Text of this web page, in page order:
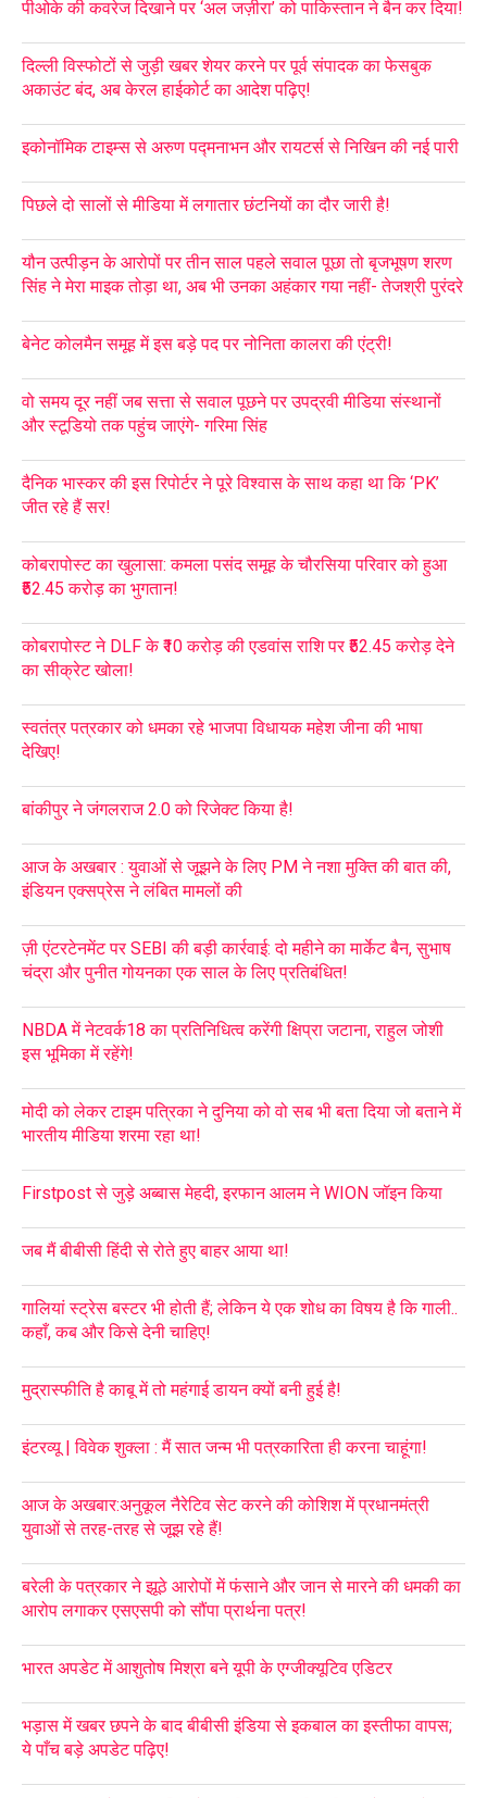
पीओके की कवरेज दिखाने पर ‘अल जज़ीरा’ को पाकिस्तान ने बैन कर दिया!
दिल्ली विस्फोटों से जुड़ी खबर शेयर करने पर पूर्व संपादक का फेसबुक
अकाउंट बंद, अब केरल हाईकोर्ट का आदेश पढ़िए!
इकोनॉमिक टाइम्स से अरुण पद्मनाभन और रायटर्स से निखिन की नई पारी
पिछले दो सालों से मीडिया में लगातार छंटनियों का दौर जारी है!
यौन उत्पीड़न के आरोपों पर तीन साल पहले सवाल पूछा तो बृजभूषण शरण
सिंह ने मेरा माइक तोड़ा था, अब भी उनका अहंकार गया नहीं- तेजश्री पुरंदरे
बेनेट कोलमैन समूह में इस बड़े पद पर नोनिता कालरा की एंट्री!
वो समय दूर नहीं जब सत्ता से सवाल पूछने पर उपद्रवी मीडिया संस्थानों
और स्टूडियो तक पहुंच जाएंगे- गरिमा सिंह
दैनिक भास्कर की इस रिपोर्टर ने पूरे विश्वास के साथ कहा था कि ‘PK’
जीत रहे हैं सर!
कोबरापोस्ट का खुलासा: कमला पसंद समूह के चौरसिया परिवार को हुआ
₹52.45 करोड़ का भुगतान!
कोबरापोस्ट ने DLF के ₹10 करोड़ की एडवांस राशि पर ₹52.45 करोड़ देने
का सीक्रेट खोला!
स्वतंत्र पत्रकार को धमका रहे भाजपा विधायक महेश जीना की भाषा
देखिए!
बांकीपुर ने जंगलराज 2.0 को रिजेक्ट किया है!
आज के अखबार : युवाओं से जूझने के लिए PM ने नशा मुक्ति की बात की,
इंडियन एक्सप्रेस ने लंबित मामलों की
ज़ी एंटरटेनमेंट पर SEBI की बड़ी कार्रवाई: दो महीने का मार्केट बैन, सुभाष
चंद्रा और पुनीत गोयनका एक साल के लिए प्रतिबंधित!
NBDA में नेटवर्क18 का प्रतिनिधित्व करेंगी क्षिप्रा जटाना, राहुल जोशी
इस भूमिका में रहेंगे!
मोदी को लेकर टाइम पत्रिका ने दुनिया को वो सब भी बता दिया जो बताने में
भारतीय मीडिया शरमा रहा था!
Firstpost से जुड़े अब्बास मेहदी, इरफान आलम ने WION जॉइन किया
जब मैं बीबीसी हिंदी से रोते हुए बाहर आया था!
गालियां स्ट्रेस बस्टर भी होती हैं; लेकिन ये एक शोध का विषय है कि गाली..
कहाँ, कब और किसे देनी चाहिए!
मुद्रास्फीति है काबू में तो महंगाई डायन क्यों बनी हुई है!
इंटरव्यू | विवेक शुक्ला : मैं सात जन्म भी पत्रकारिता ही करना चाहूंगा!
आज के अखबार:अनुकूल नैरेटिव सेट करने की कोशिश में प्रधानमंत्री
युवाओं से तरह-तरह से जूझ रहे हैं!
बरेली के पत्रकार ने झूठे आरोपों में फंसाने और जान से मारने की धमकी का
आरोप लगाकर एसएसपी को सौंपा प्रार्थना पत्र!
भारत अपडेट में आशुतोष मिश्रा बने यूपी के एग्जीक्यूटिव एडिटर
भड़ास में खबर छपने के बाद बीबीसी इंडिया से इकबाल का इस्तीफा वापस;
ये पाँच बड़े अपडेट पढ़िए!